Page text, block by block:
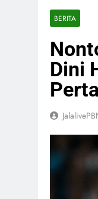
BERITA
Dini